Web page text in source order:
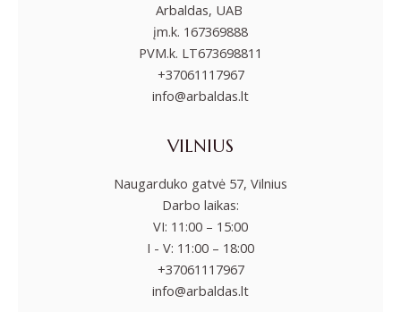
Arbaldas, UAB
įm.k. 167369888
PVM.k. LT673698811
+37061117967
info@arbaldas.lt
VILNIUS
Naugarduko gatvė 57, Vilnius
Darbo laikas:
VI: 11:00 – 15:00
I - V: 11:00 – 18:00
+37061117967
info@arbaldas.lt